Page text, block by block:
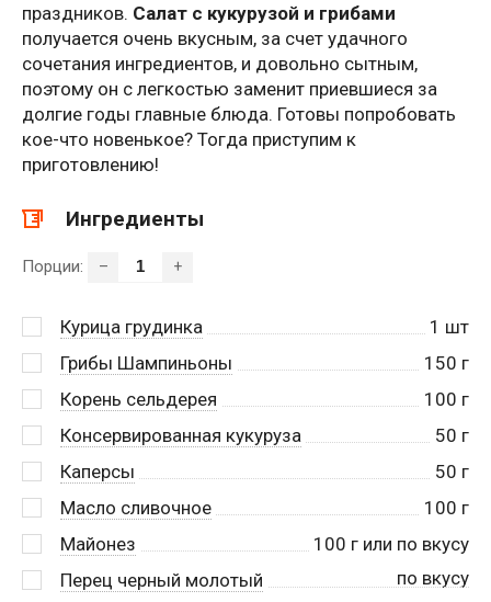
праздников. Салат с кукурузой и грибами
получается очень вкусным, за счет удачного
сочетания ингредиентов, и довольно сытным,
поэтому он с легкостью заменит приевшиеся за
долгие годы главные блюда. Готовы попробовать
кое-что новенькое? Тогда приступим к
приготовлению!
Ингредиенты
Порции: – +
Курица грудинка 1 шт
Грибы Шампиньоны
150 г
Корень сельдерея
100 г
Консервированная кукуруза
50 г
Каперсы
50 г
Масло сливочное
100 г
Майонез
100 г или по вкусу
Перец черный молотый
по вкусу